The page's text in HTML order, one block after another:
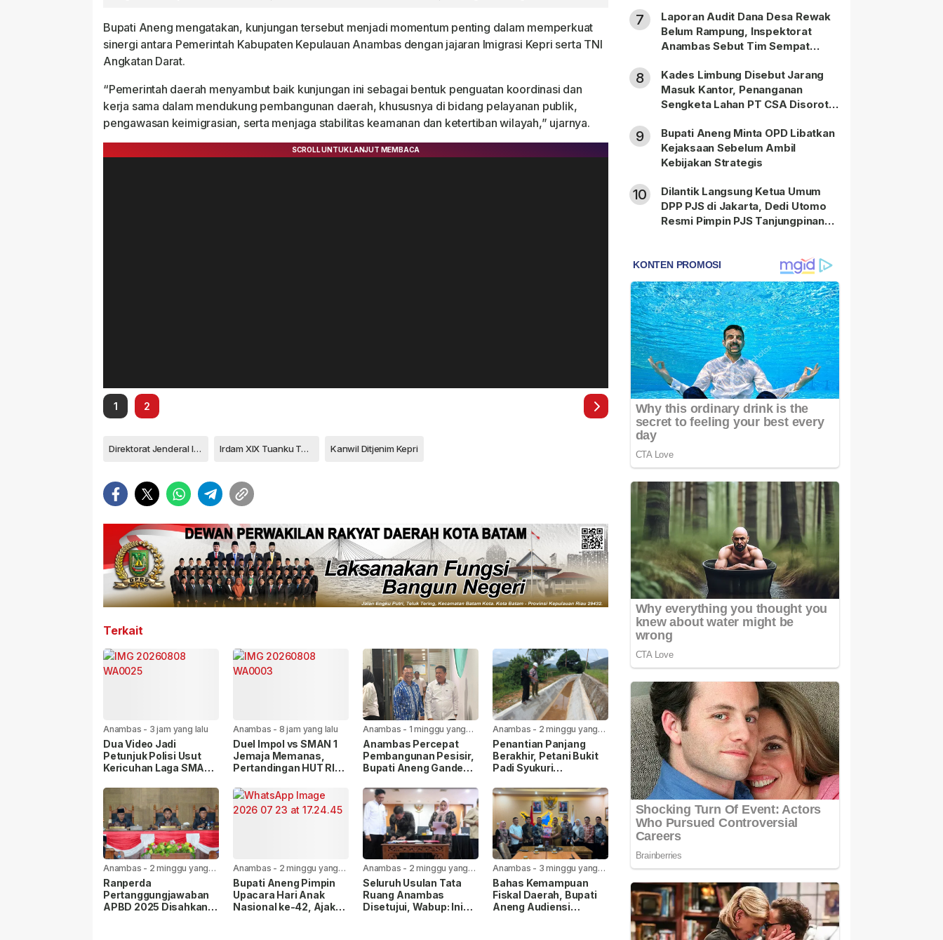
Bupati Aneng mengatakan, kunjungan tersebut menjadi momentum penting dalam memperkuat
sinergi antara Pemerintah Kabupaten Kepulauan Anambas dengan jajaran Imigrasi Kepri serta TNI
Angkatan Darat.
“Pemerintah daerah menyambut baik kunjungan ini sebagai bentuk penguatan koordinasi dan
kerja sama dalam mendukung pembangunan daerah, khususnya di bidang pelayanan publik,
pengawasan keimigrasian, serta menjaga stabilitas keamanan dan ketertiban wilayah,” ujarnya.
1 2
Direktorat Jenderal Imigrasi Irdam XIX Tuanku Tambusai Kanwil Ditjenim Kepri
Terkait
Anambas - 3 jam yang lalu
Dua Video Jadi
Petunjuk Polisi Usut
Kericuhan Laga SMA
Anambas - 8 jam yang lalu
Duel Impol vs SMAN 1
Jemaja Memanas,
Pertandingan HUT RI
Anambas - 1 minggu yang
lalu
Anambas Percepat
Pembangunan Pesisir,
Bupati Aneng Gandeng
Anambas - 2 minggu yang
lalu
Penantian Panjang
Berakhir, Petani Bukit
Padi Syukuri
Irigasi Mulai Dikerjakan
Anambas - 2 minggu yang
lalu
Ranperda
Pertanggungjawaban
APBD 2025 Disahkan
Anambas - 2 minggu yang
lalu
Bupati Aneng Pimpin
Upacara Hari Anak
Nasional ke-42, Ajak
Anambas - 2 minggu yang
lalu
Seluruh Usulan Tata
Ruang Anambas
Disetujui, Wabup: Ini
Anambas - 3 minggu yang
lalu
Bahas Kemampuan
Fiskal Daerah, Bupati
Aneng Audiensi
7
Laporan Audit Dana Desa Rewak
Belum Rampung, Inspektorat
Anambas Sebut Tim Sempat
8
Kades Limbung Disebut Jarang
Masuk Kantor, Penanganan
Sengketa Lahan PT CSA Disorot
9
Bupati Aneng Minta OPD Libatkan
Kejaksaan Sebelum Ambil
Kebijakan Strategis
10
Dilantik Langsung Ketua Umum
DPP PJS di Jakarta, Dedi Utomo
Resmi Pimpin PJS Tanjungpinang-